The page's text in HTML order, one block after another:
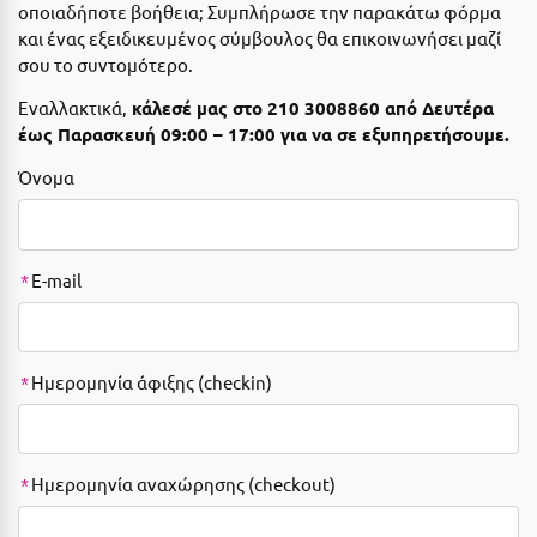
Αιδηψός
Αλεξανδρούπολη
Αλισσός Αχαΐας
Αμαλιάδα
Αμάρυνθος
Αμοργός
Ανάβυσσος
Αντίπαρος
ΤΎΠΟΣ ΔΙΑΤΡΟΦΉΣ
Διαμονή Μόνο
Πρωινό
Ημιδιατροφή + Ποτά
Πλήρης Διατροφή
All Inclusive
Δύο Γεύματα + Ποτά
Ξενοδοχεία 1 Αστέρι
οποιαδήποτε βοήθεια; Συμπλήρωσε την παρακάτω φόρμα
και ένας εξειδικευμένος σύμβουλος θα επικοινωνήσει μαζί
σου το συντομότερο.
Εναλλακτικά, κάλεσέ μας στο 210 3008860 από Δευτέρα
έως Παρασκευή 09:00 – 17:00 για να σε εξυπηρετήσουμε.
Όνομα
*E-mail
*Ημερομηνία άφιξης (checkin)
*Ημερομηνία αναχώρησης (checkout)